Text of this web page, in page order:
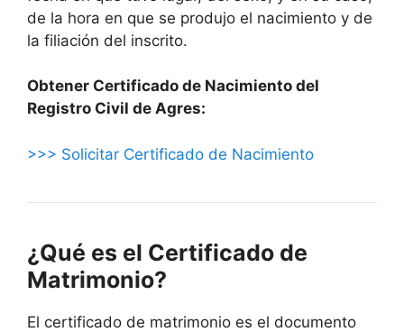
de la hora en que se produjo el nacimiento y de
la filiación del inscrito.
Obtener Certificado de Nacimiento del
Registro Civil de Agres:
>>> Solicitar Certificado de Nacimiento
¿Qué es el Certificado de
Matrimonio?
El certificado de matrimonio es el documento